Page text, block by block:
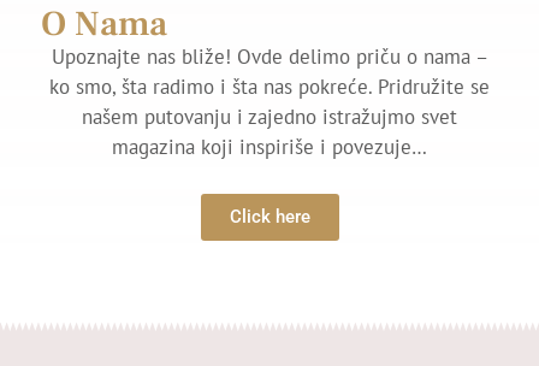
O Nama
Upoznajte nas bliže! Ovde delimo priču o nama –
ko smo, šta radimo i šta nas pokreće. Pridružite se
našem putovanju i zajedno istražujmo svet
magazina koji inspiriše i povezuje…
Click here